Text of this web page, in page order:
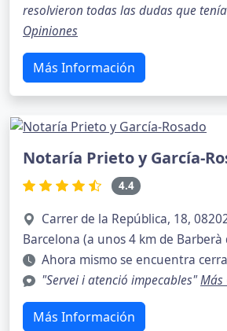
resolvieron todas las dudas que
Opiniones
Más Información
Notaría Prieto y García-
4.4
Carrer de la República, 18,
Barcelona (a unos 4 km de Barberà
Ahora mismo se encuentra
"Servei i atenció impecables"Más
Más Información